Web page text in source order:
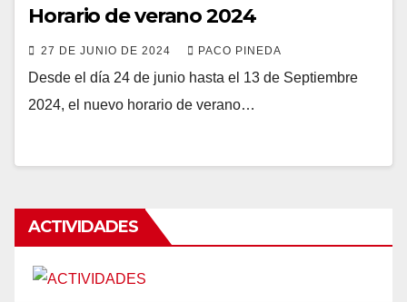
Horario de verano 2024
27 DE JUNIO DE 2024 PACO PINEDA
Desde el día 24 de junio hasta el 13 de Septiembre
2024, el nuevo horario de verano…
ACTIVIDADES